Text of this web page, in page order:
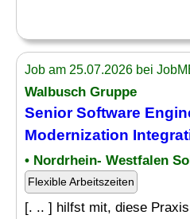
Job am 25.07.2026 bei
Walbusch Gruppe
Senior Software
Modernization
• Nordrhein- Westfalen
Flexible Arbeitszeiten
[. .. ] hilfst mit, diese